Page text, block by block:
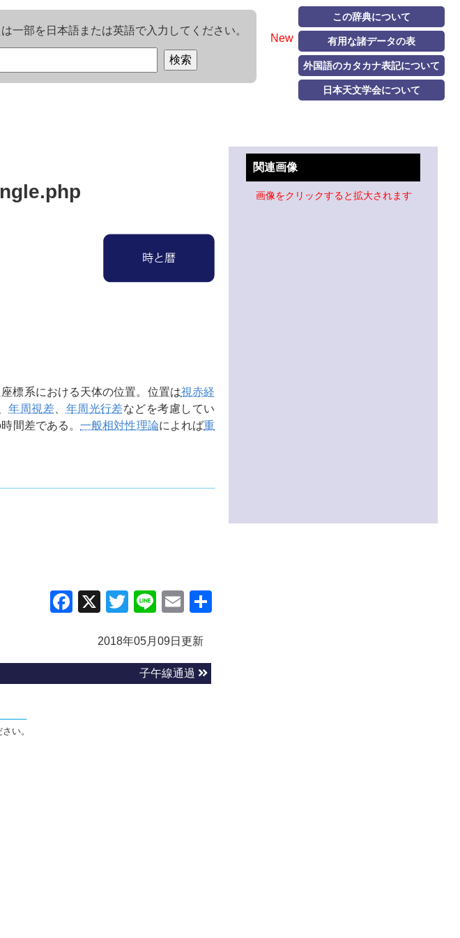
New
この辞典について
有用な諸データの表
外国語のカタカナ表記について
日本天文学会について
一部を日本語または英語で入力してください。
標系における天体の位置。位置は視赤経
年周視差 年周光行差などを考慮してい
間差である。一般相対性理論によれば重
Facebook
X TwitterLineEmail
2018年05月09日更新
子午線通過
い。
関連画像
画像をクリックすると拡大されます